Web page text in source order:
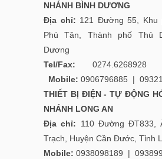
NHÁNH BÌNH DƯƠNG
Địa chỉ: 121 Đường 55, Khu
Phú Tân, Thành phố Thủ
Dương
Tel/Fax:
Mobile: 0906796885 |
THIẾT BỊ ĐIỆN - TỰ ĐỘNG
NHÁNH LONG AN
Địa chỉ:
110 Đường ĐT833,
Trạch, Huyện Cần Đước, Tỉnh
Mobile: 0938098189 |